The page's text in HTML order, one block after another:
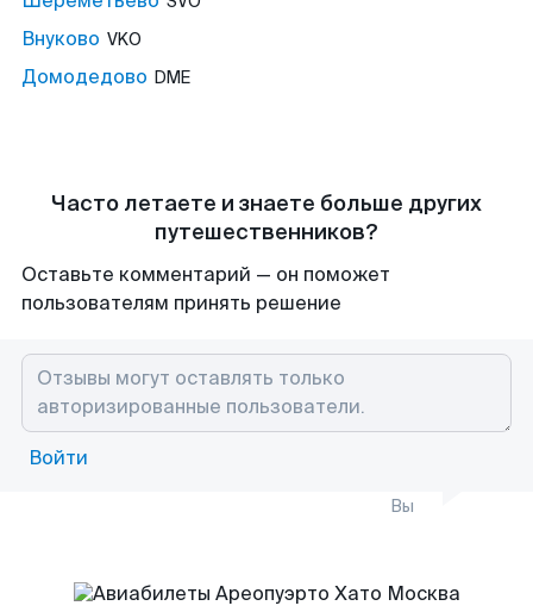
Внуково VKO
Домодедово DME
Часто летаете и знаете больше других
путешественников?
Оставьте комментарий — он поможет
пользователям принять решение
Войти
Вы